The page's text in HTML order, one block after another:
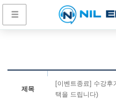
제목
[이벤트종료] 수강후
택을 드립니다)